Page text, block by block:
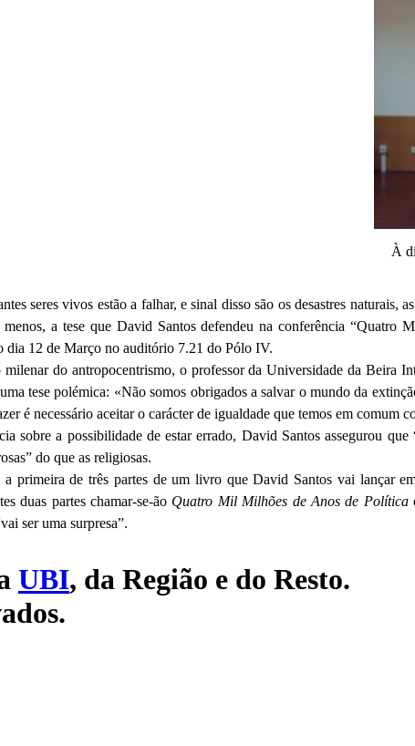
À
seres vivos estão a falhar, e sinal disso são os desastres naturais,
a tese que David Santos defendeu na conferência “Quatro
dia 12 de Março no auditório 7.21 do Pólo IV.
do antropocentrismo, o professor da Universidade da Beira
tese polémica: «Não somos obrigados a salvar o mundo da
é necessário aceitar o carácter de igualdade que temos em comum
sobre a possibilidade de estar errado, David Santos assegurou
do que as religiosas.
a primeira de três partes de um livro que David Santos vai lançar
duas partes chamar-se-ão Quatro Mil Milhões de Anos de Política
ser uma surpresa”.
UBI, da Região e do Resto.